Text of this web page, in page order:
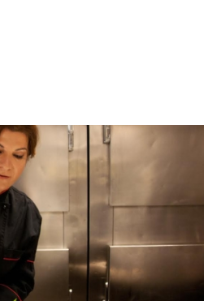
μυρωδιές καταξιωμένων
από όλο τον
Εκθεσιακό Κέντρο
Σάββατο 24 Σεπτεμβρίου
Έχοντας στις
είναι έτοιμοι ν’
της κουζίνας που